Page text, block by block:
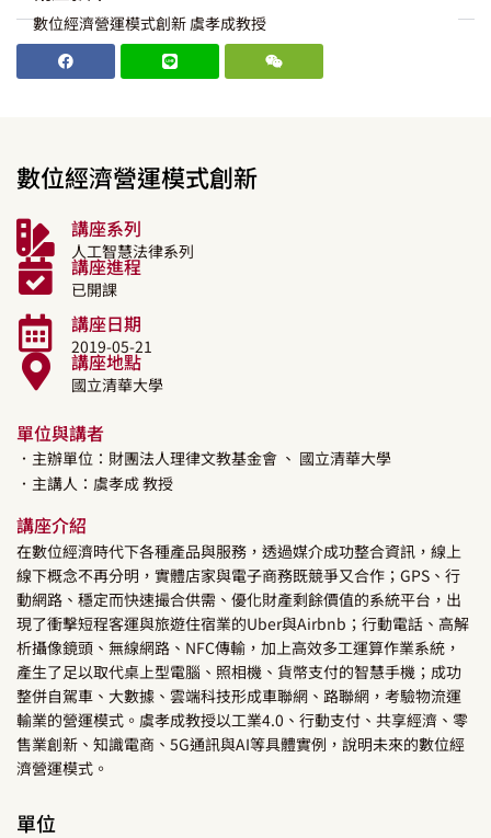
數位經濟營運模式創新 虞孝成教授
數位經濟營運模式創新
講座系列
人工智慧法律系列
講座進程
已開課
講座日期
2019-05-21
講座地點
國立清華大學
單位與講者
．主辦單位：財團法人理律文教基金會 、 國立清華大學
．主講人： 虞孝成教授
講座介紹
在數位經濟時代下各種產品與服務，透過媒介成功整合資訊，線上
線下概念不再分明，實體店家與電子商務既競爭又合作；GPS、行
動網路、穩定而快速撮合供需、優化財產剩餘價值的系統平台，出
現了衝擊短程客運與旅遊住宿業的Uber與Airbnb；行動電話、高解
析攝像鏡頭、無線網路、NFC傳輸，加上高效多工運算作業系統，
產生了足以取代桌上型電腦、照相機、貨幣支付的智慧手機；成功
整併自駕車、大數據、雲端科技形成車聯網、路聯網，考驗物流運
輸業的營運模式。虞孝成教授以工業4.0、行動支付、共享經濟、零
售業創新、知識電商、5G通訊與AI等具體實例，說明未來的數位經
濟營運模式。
單位